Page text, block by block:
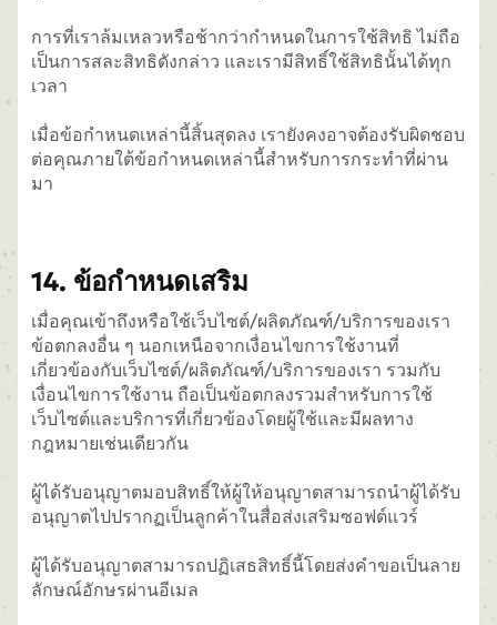
การที่เราล้มเหลวหรือช้ากว่ากำหนดในการใช้สิทธิ ไม่ถือ
เป็นการสละสิทธิดังกล่าว และเรามีสิทธิ์ใช้สิทธินั้นได้ทุก
เวลา
เมื่อข้อกำหนดเหล่านี้สิ้นสุดลง เรายังคงอาจต้องรับผิดชอบ
ต่อคุณภายใต้ข้อกำหนดเหล่านี้สำหรับการกระทำที่ผ่าน
มา
14. ข้อกำหนดเสริม
เมื่อคุณเข้าถึงหรือใช้เว็บไซต์/ผลิตภัณฑ์/บริการของเรา
ข้อตกลงอื่น ๆ นอกเหนือจากเงื่อนไขการใช้งานที่
เกี่ยวข้องกับเว็บไซต์/ผลิตภัณฑ์/บริการของเรา รวมกับ
เงื่อนไขการใช้งาน ถือเป็นข้อตกลงรวมสำหรับการใช้
เว็บไซต์และบริการที่เกี่ยวข้องโดยผู้ใช้และมีผลทาง
กฎหมายเช่นเดียวกัน
ผู้ได้รับอนุญาตมอบสิทธิ์ให้ผู้ให้อนุญาตสามารถนำผู้ได้รับ
อนุญาตไปปรากฏเป็นลูกค้าในสื่อส่งเสริมซอฟต์แวร์
ผู้ได้รับอนุญาตสามารถปฏิเสธสิทธิ์นี้โดยส่งคำขอเป็นลาย
ลักษณ์อักษรผ่านอีเมล